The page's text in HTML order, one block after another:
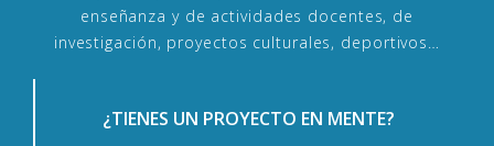
enseñanza y de actividades docentes, de
investigación, proyectos culturales, deportivos…
¿TIENES UN PROYECTO EN MENTE?